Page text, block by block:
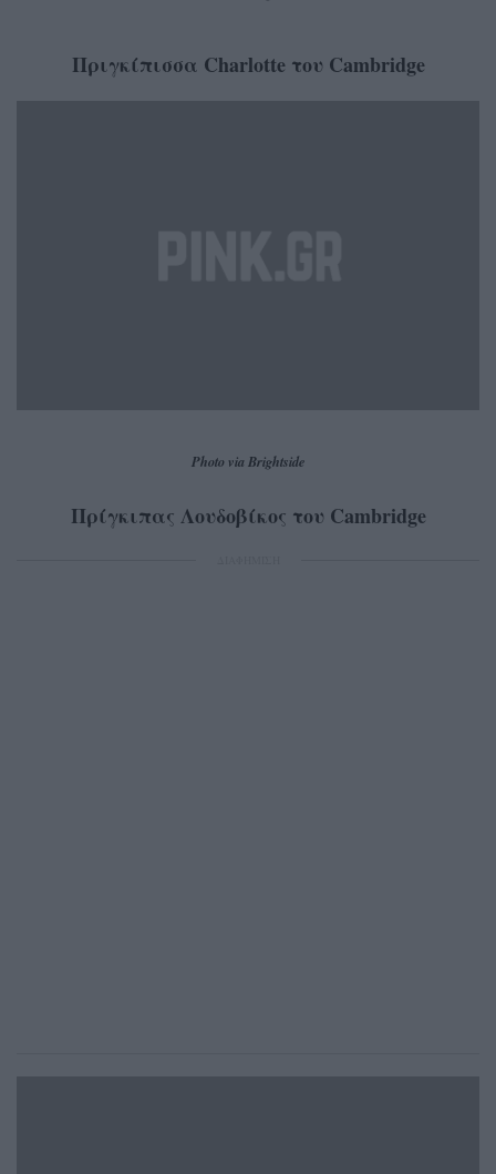
Πριγκίπισσα Charlotte του Cambridge
Photo via Brightside
Πρίγκιπας Λουδοβίκος του Cambridge